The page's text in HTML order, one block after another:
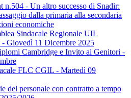
n.504 - Un altro successo di Snadir:
dalla primaria alla secondaria
economiche
Sindacale Regionale UIL
Giovedì 11 Dicembre 2025
Cambridge e Invito ai Genitori -
FLC CGIL - Martedì 09
del personale con contratto a tempo